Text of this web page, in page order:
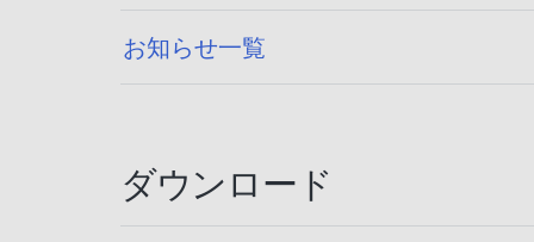
お知らせ一覧
ダウンロード